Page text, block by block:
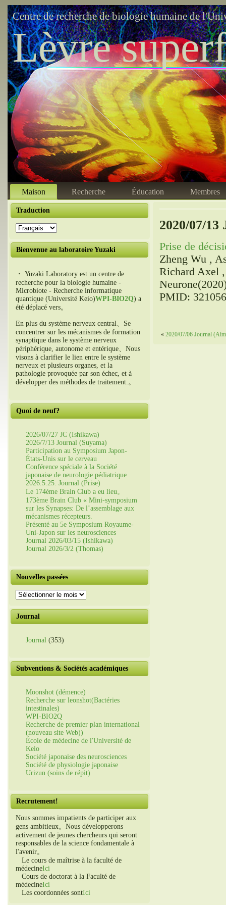
Centre de recherche de biologie humaine de
Lèvre
Maison Recherche Éducation Membres
Traduction
Bienvenue au laboratoire Yuzaki
・ Yuzaki Laboratory est un centre de
recherche pour la biologie humaine -
Microbiote - Recherche informatique
quantique (Université Keio)WPI-BIO2Q) a
été déplacé vers。
En plus du système nerveux central、Se
concentrer sur les mécanismes de formation
synaptique dans le système nerveux
périphérique, autonome et entérique、Nous
visons à clarifier le lien entre le système
nerveux et plusieurs organes, et la
pathologie provoquée par son échec, et à
développer des méthodes de traitement.。
Quoi de neuf?
2026/07/27 JC (Ishikawa)
2026/7/13 Journal (Suyama)
Participation au Symposium Japon-
États-Unis sur le cerveau
Conférence spéciale à la Société
japonaise de neurologie pédiatrique
2026.5.25. Journal (Prise)
Le 174ème Brain Club a eu lieu。
173ème Brain Club « Mini-symposium
sur les Synapses: De l’assemblage aux
mécanismes récepteurs.
Présenté au 5e Symposium Royaume-
Uni-Japon sur les neurosciences
Journal 2026/03/15 (Ishikawa)
Journal 2026/3/2 (Thomas)
Nouvelles passées
Nouvelles
passées
Journal
Journal (353)
Subventions & Sociétés académiques
Moonshot (démence)
Recherche sur leonshot(Bactéries
intestinales)
WPI-BIO2Q
Recherche de premier plan international
(nouveau site Web))
École de médecine de l'Université de
Keio
Société japonaise des neurosciences
Société de physiologie japonaise
Urizun (soins de répit)
Recrutement!
Nous sommes impatients de participer aux
gens ambitieux。Nous développerons
activement de jeunes chercheurs qui seront
responsables de la science fondamentale à
l'avenir。
Le cours de maîtrise à la faculté de
médecineIci
Cours de doctorat à la Faculté de
médecineIci
Les coordonnées sontIci
2020/07/
Prise de
Zheng Wu ,
Richard Axel
PMID:
« 2020/07/06 Journal